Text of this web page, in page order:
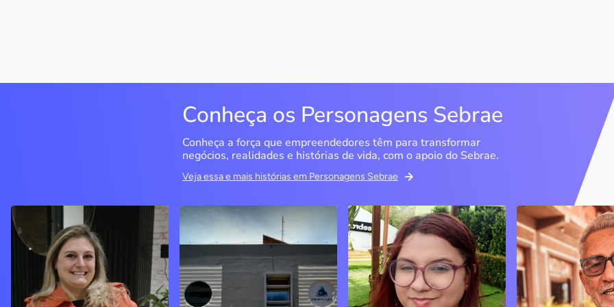
Conheça os Personagens Sebrae
Conheça a força que empreendedores têm para transformar
negócios, realidades e histórias de vida, com o apoio do Sebrae.
Veja essa e mais histórias em Personagens Sebrae
Delucci
Bento Gonçalves / RS
Sem saber muito sobre
empreendedorismo, o casal
contou com o Sebrae para
aprender tudo sobre o
Infoecia Software
Ltda
Londrina / PR
Com mais de 20 anos de
mercado, o empresário
contou com o Sebrae para o
Memória Ancestral
São Luís / MA
Ao lado da irmã e com o
apoio do Sebrae, a Memória
Ancestral utiliza inteligência
artificial com o objetivo de
Espedito
Nova Olinda / CE
Peças criadas
cearense já foram
apresentadas em
novelas, desfiles